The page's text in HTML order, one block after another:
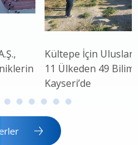
Kültepe İçin
11 Ülkeden 49 Bilim
Kayseri’de